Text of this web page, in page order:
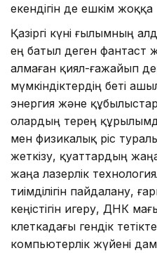
екендігін де ешкім
Қазіргі күні ғылымның
ең батыл деген фан­­­таст
ал­ма­ған қиял-ғажайып
мүмкіндіктердің беті
энергия және
олардың терең
мен фи­зи­калық өріс
жеткізу, қуаттардың
жаңа лазерлік
тиімділігін пайдалану,
кеңістігін игеру, ДНК
клеткадағы гендік
ком­пьютерлік жүйені